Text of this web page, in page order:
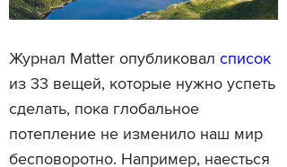
Журнал Matter опубликовал список
из 33 вещей, которые нужно успеть
сделать, пока глобальное
потепление не изменило наш мир
бесповоротно. Например, наесться